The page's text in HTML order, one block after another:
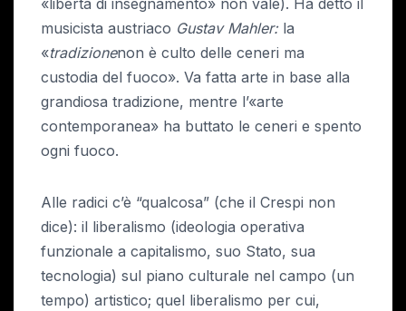
«libertà di insegnamento» non vale). Ha detto il
musicista austriaco Gustav Mahler:la
«tradizionenon è culto delle ceneri ma
custodia del fuoco». Va fatta arte in base alla
grandiosa tradizione, mentre l’«arte
contemporanea» ha buttato le ceneri e spento
ogni fuoco.
Alle radici c’è “qualcosa” (che il Crespi non
dice): il liberalismo (ideologia operativa
funzionale a capitalismo, suo Stato, sua
tecnologia) sul piano culturale nel campo (un
tempo) artistico; quel liberalismo per cui,